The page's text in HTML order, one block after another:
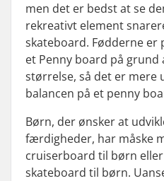
men det er bedst at se
rekreativt element
skateboard. Fødderne
et Penny board på grund
størrelse, så det er mere
balancen på et penny
Børn, der ønsker at
færdigheder, har måske
cruiserboard til børn
skateboard til børn.